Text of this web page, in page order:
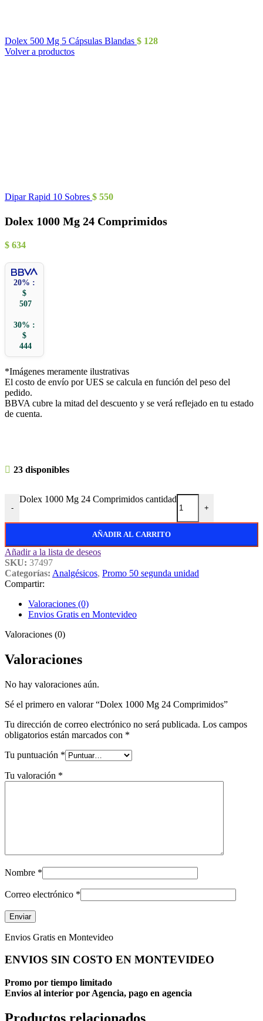
Dolex 500 Mg 5 Cápsulas Blandas $ 128
Volver a productos
Dipar Rapid 10 Sobres $ 550
Dolex 1000 Mg 24 Comprimidos
$ 634
20% :
$
507
30% :
$
444
*Imágenes meramente ilustrativas
El costo de envío por UES se calcula en función del peso del
pedido.
BBVA cubre la mitad del descuento y se verá reflejado en tu estado
de cuenta.
23 disponibles
-
Dolex 1000 Mg 24 Comprimidos cantidad
+
AÑADIR AL CARRITO
Añadir a la lista de deseos
SKU: 37497
Categorías: Analgésicos, Promo 50 segunda unidad
Compartir:
Valoraciones (0)
Envios Gratis en Montevideo
Valoraciones (0)
Valoraciones
No hay valoraciones aún.
Sé el primero en valorar “Dolex 1000 Mg 24 Comprimidos”
Tu dirección de correo electrónico no será publicada. Los campos
obligatorios están marcados con *
Tu puntuación *
Tu valoración *
Nombre *
Correo electrónico *
Envios Gratis en Montevideo
ENVIOS SIN COSTO EN MONTEVIDEO
Promo por tiempo limitado
Envios al interior por Agencia, pago en agencia